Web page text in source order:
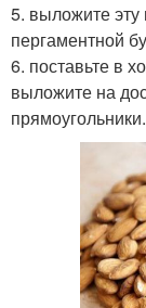
5. выложите эту
пергаментной
6. поставьте в
выложите на